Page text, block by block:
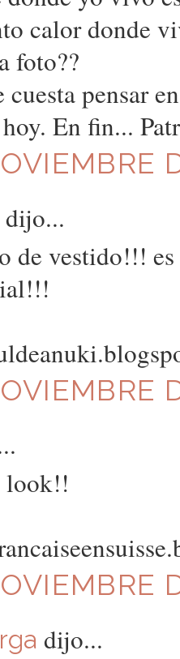
calor donde
foto??
cuesta pensar
En fin...
dijo...
de vestido!!!
look!!
dijo...